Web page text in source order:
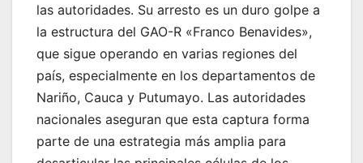
las autoridades. Su arresto es un duro golpe a
la estructura del GAO-R «Franco Benavides»,
que sigue operando en varias regiones del
país, especialmente en los departamentos de
Nariño, Cauca y Putumayo. Las autoridades
nacionales aseguran que esta captura forma
parte de una estrategia más amplia para